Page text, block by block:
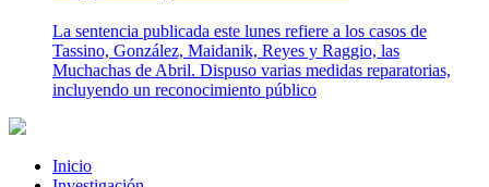
La sentencia publicada este lunes refiere a los casos de
Tassino, González, Maidanik, Reyes y Raggio, las
Muchachas de Abril. Dispuso varias medidas reparatorias,
incluyendo un reconocimiento público
Inicio